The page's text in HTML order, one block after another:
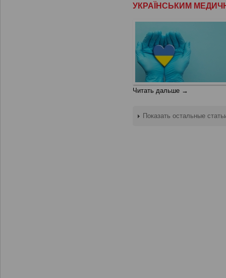
УКРАЇНСЬКИМ
Читать дальше →
Показать остальные